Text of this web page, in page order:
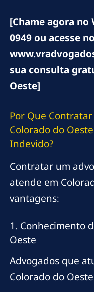
[Chame agora no
0949 ou acesse
sua consulta
Oeste]
Por Que
Colorado do
Indevido?
Contratar um
atende em
vantagens:
1. Conhecimento
Oeste
Advogados que
Colorado do